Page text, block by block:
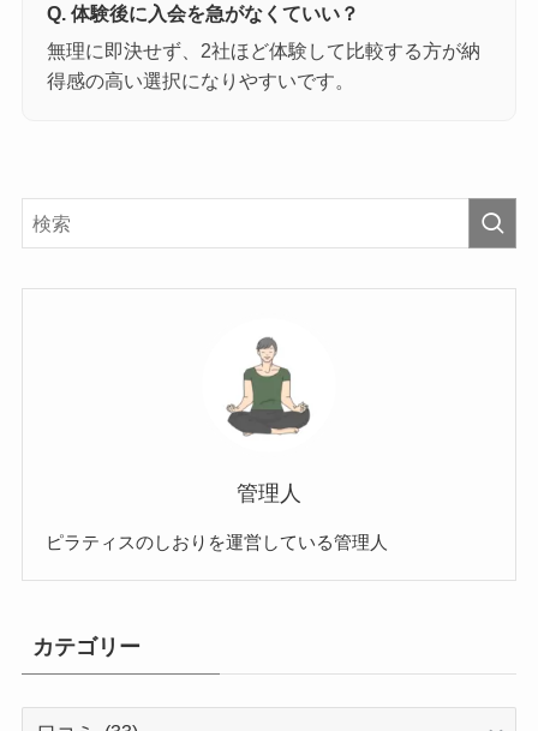
Q. 体験後に入会を急がなくていい？
無理に即決せず、2社ほど体験して比較する方が納
得感の高い選択になりやすいです。
管理人
ピラティスのしおりを運営している管理人
カテゴリー